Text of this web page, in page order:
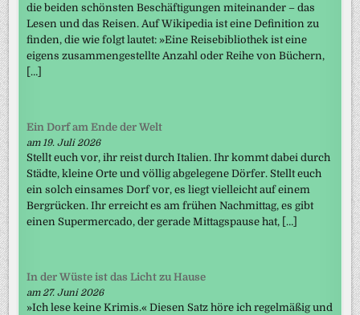
die beiden schönsten Beschäftigungen miteinander – das
Lesen und das Reisen. Auf Wikipedia ist eine Definition zu
finden, die wie folgt lautet: »Eine Reisebibliothek ist eine
eigens zusammengestellte Anzahl oder Reihe von Büchern,
[…]
Ein Dorf am Ende der Welt
am 19. Juli 2026
Stellt euch vor, ihr reist durch Italien. Ihr kommt dabei durch
Städte, kleine Orte und völlig abgelegene Dörfer. Stellt euch
ein solch einsames Dorf vor, es liegt vielleicht auf einem
Bergrücken. Ihr erreicht es am frühen Nachmittag, es gibt
einen Supermercado, der gerade Mittagspause hat, […]
In der Wüste ist das Licht zu Hause
am 27. Juni 2026
»Ich lese keine Krimis.« Diesen Satz höre ich regelmäßig und